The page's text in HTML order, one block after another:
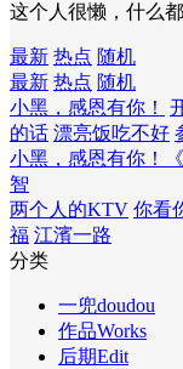
这个人很懒，什么
最新 热点 随机
最新 热点 随机
小黑，感恩有你！
的话 漂亮饭吃不好
小黑，感恩有你！
智
两个人的KTV 你看
福 江濱一路
分类
一兜doudou
作品Works
后期Edit